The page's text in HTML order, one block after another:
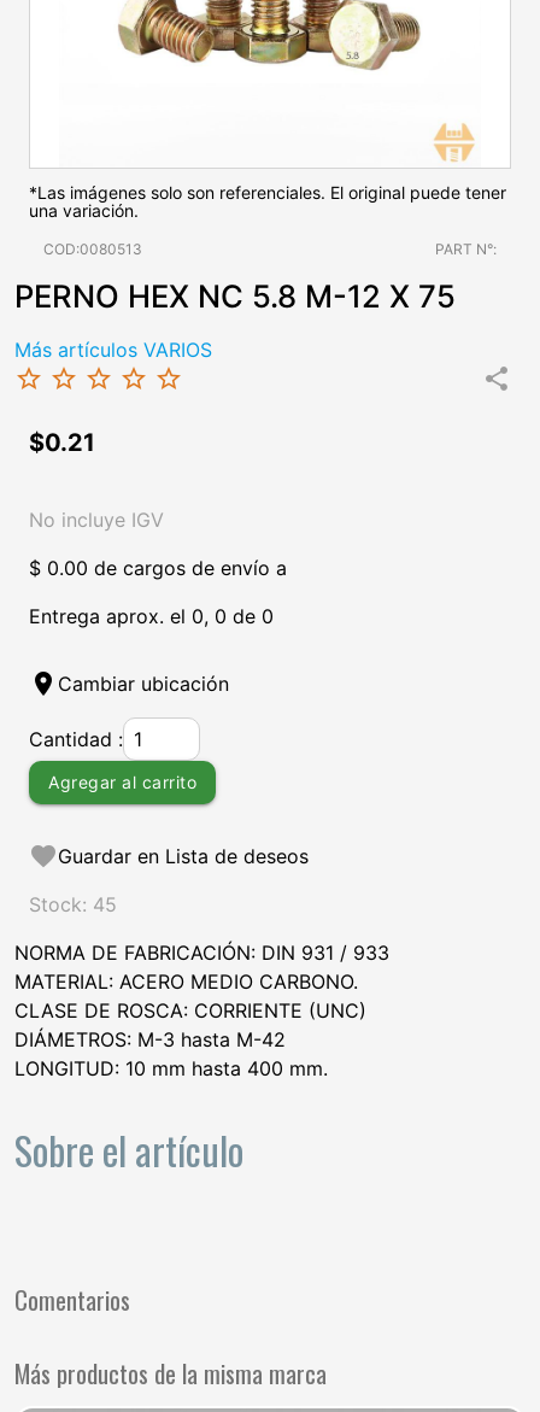
*Las imágenes solo son referenciales. El original puede tener
una variación.
COD:0080513 PART N°:
PERNO HEX NC 5.8 M-12 X 75
Más artículos VARIOS
star_border star_border star_border star_border star_border share
$0.21
No incluye IGV
$ 0.00 de cargos de envío a
Entrega aprox. el 0, 0 de 0
location_on Cambiar ubicación
Cantidad :
Agregar al carrito
favoriteGuardar en Lista de deseos
Stock: 45
NORMA DE FABRICACIÓN: DIN 931 / 933
MATERIAL: ACERO MEDIO CARBONO.
CLASE DE ROSCA: CORRIENTE (UNC)
DIÁMETROS: M-3 hasta M-42
LONGITUD: 10 mm hasta 400 mm.
Sobre el artículo
Comentarios
Más productos de la misma marca